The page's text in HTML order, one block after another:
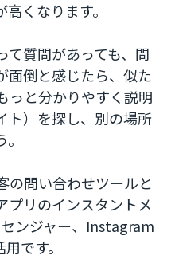
くなります。
て質問があっても、問
面倒と感じたら、似た
っと分かりやすく説明
ト）を探し、別の場所
の問い合わせツールと
プリのインスタントメ
ンジャー、Instagram
です。